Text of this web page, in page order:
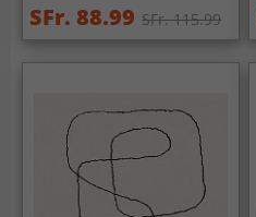
SFr. 88.99 SFr. 115.99